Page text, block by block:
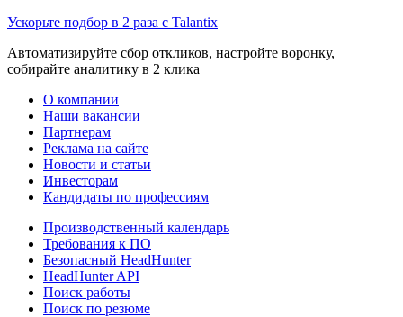
Ускорьте подбор в 2 раза с Talantix
Автоматизируйте сбор откликов, настройте воронку,
собирайте аналитику в 2 клика
О компании
Наши вакансии
Партнерам
Реклама на сайте
Новости и статьи
Инвесторам
Кандидаты по профессиям
Производственный календарь
Требования к ПО
Безопасный HeadHunter
HeadHunter API
Поиск работы
Поиск по резюме